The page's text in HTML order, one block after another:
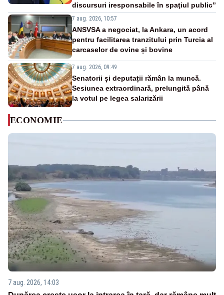
discursuri iresponsabile în spaţiul public”
7 aug. 2026, 10:57
ANSVSA a negociat, la Ankara, un acord
pentru facilitarea tranzitului prin Turcia al
carcaselor de ovine și bovine
7 aug. 2026, 09:49
Senatorii și deputații rămân la muncă.
Sesiunea extraordinară, prelungită până
la votul pe legea salarizării
ECONOMIE
7 aug. 2026, 14:03